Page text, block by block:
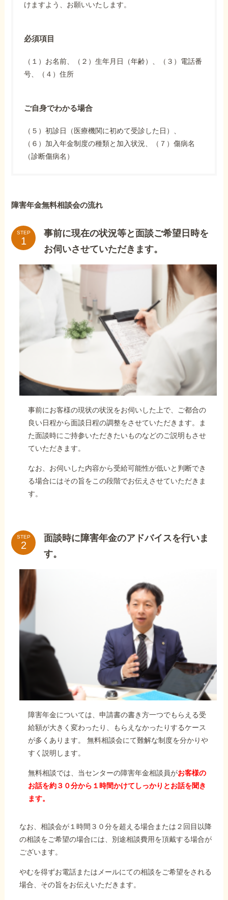
けますよう、お願いいたします。
必須項目
（１）お名前、（２）生年月日（年齢）、（３）電話番
号、（４）住所
ご自身でわかる場合
（５）初診日（医療機関に初めて受診した日）、
（６）加入年金制度の種類と加入状況、（７）傷病名
（診断傷病名）
障害年金無料相談会の流れ
STEP
事前に現在の状況等と面談ご希望日時を
お伺いさせていただきます。
事前にお客様の現状の状況をお伺いした上で、ご都合の
良い日程から面談日程の調整をさせていただきます。ま
た面談時にご持参いただきたいものなどのご説明もさせ
ていただきます。
なお、お伺いした内容から受給可能性が低いと判断でき
る場合にはその旨をこの段階でお伝えさせていただきま
す。
STEP
面談時に障害年金のアドバイスを行いま
す。
障害年金については、申請書の書き方一つでもらえる受
給額が大きく変わったり、もらえなかったりするケース
が多くあります。 無料相談会にて難解な制度を分かりや
すく説明します。
無料相談では、当センターの障害年金相談員がお客様の
お話を約３０分から１時間かけてしっかりとお話を聞き
ます。
なお、相談会が１時間３０分を超える場合または２回目以降
の相談をご希望の場合には、別途相談費用を頂戴する場合が
ございます。
やむを得ずお電話またはメールにての相談をご希望をされる
場合、その旨をお伝えいただきます。